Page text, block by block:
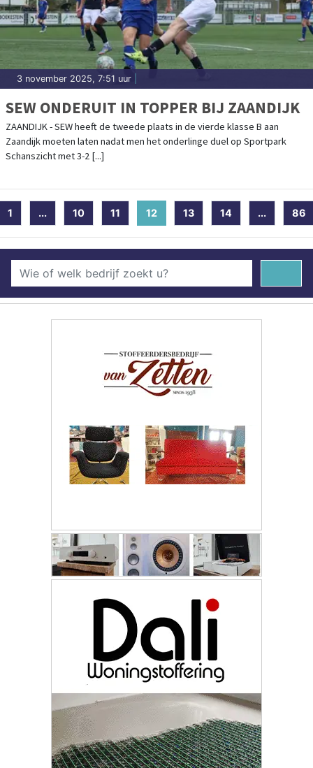
3 november 2025, 7:51 uur
SEW ONDERUIT IN TOPPER BIJ ZAANDIJK
ZAANDIJK - SEW heeft de tweede plaats in de vierde klasse B aan
Zaandijk moeten laten nadat men het onderlinge duel op Sportpark
Schanszicht met 3-2 [...]
1 ... 10 11 12(current)
13 14 ... 86